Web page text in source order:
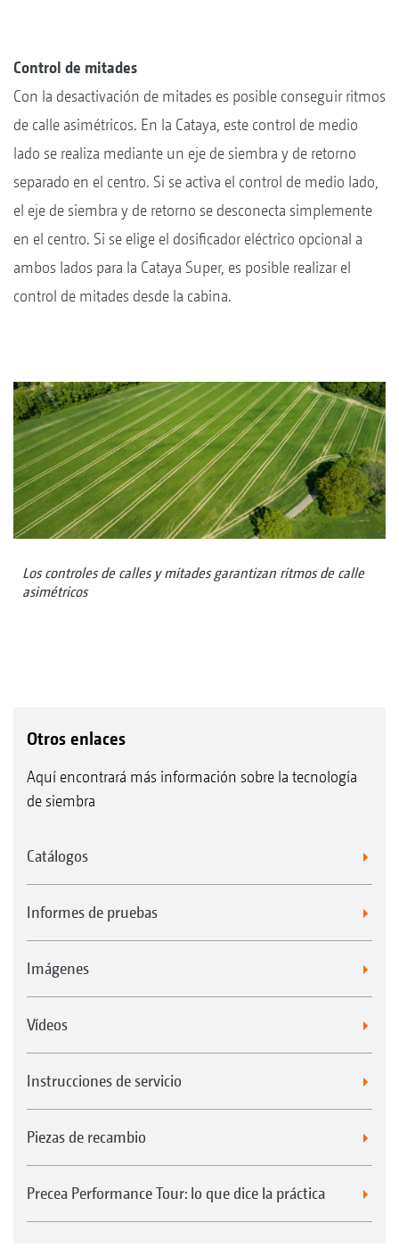
Control de mitades
Con la desactivación de mitades es posible conseguir ritmos
de calle asimétricos. En la Cataya, este control de medio
lado se realiza mediante un eje de siembra y de retorno
separado en el centro. Si se activa el control de medio lado,
el eje de siembra y de retorno se desconecta simplemente
en el centro. Si se elige el dosificador eléctrico opcional a
ambos lados para la Cataya Super, es posible realizar el
control de mitades desde la cabina.
Los controles de calles y mitades garantizan ritmos de calle
asimétricos
Otros enlaces
Aquí encontrará más información sobre la tecnología
de siembra
Catálogos
Informes de pruebas
Imágenes
Vídeos
Instrucciones de servicio
Piezas de recambio
Precea Performance Tour: lo que dice la práctica